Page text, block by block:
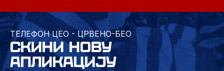
ТЕЛЕФОН ЦЕО - ЦРВЕНО-БЕО
СКИНИ НОВУ
АПЛИКАЦИЈУ